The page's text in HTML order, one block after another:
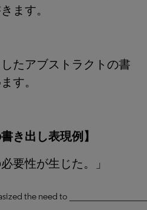
ます。
たアブストラクトの書
す。
き出し表現例】
要性が生じた。」
the need to